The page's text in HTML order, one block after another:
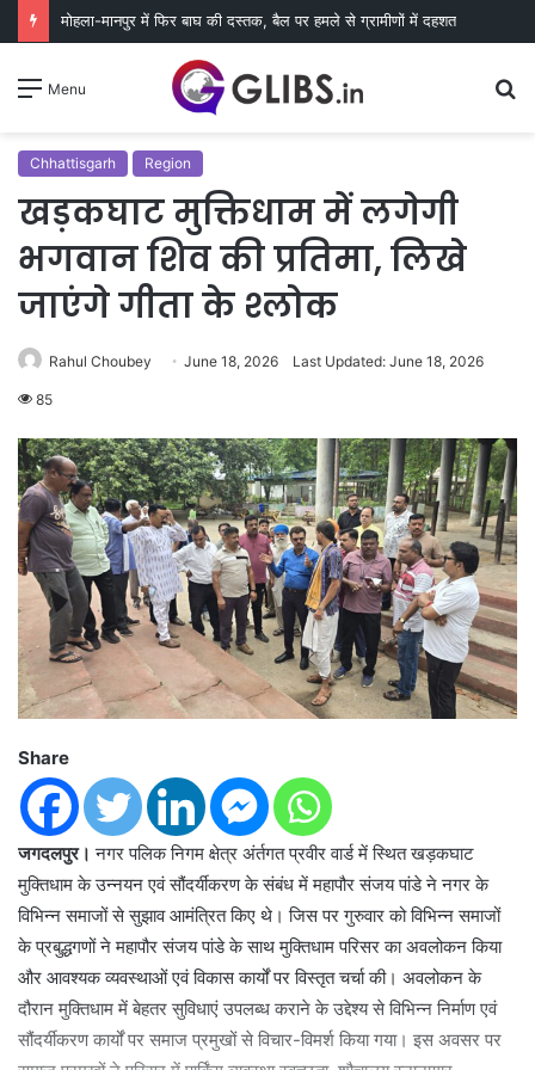
मोहला-मानपुर में फिर बाघ की दस्तक, बैल पर हमले से ग्रामीणों में दहशत
Menu
Chhattisgarh Region
खड़कघाट मुक्तिधाम में लगेगी
भगवान शिव की प्रतिमा, लिखे
जाएंगे गीता के श्लोक
Rahul Choubey June 18, 2026 Last Updated: June 18, 2026
85
Share
जगदलपुर। नगर पलिक निगम क्षेत्र अंर्तगत प्रवीर वार्ड में स्थित खड़कघाट
मुक्तिधाम के उन्नयन एवं सौंदर्यीकरण के संबंध में महापौर संजय पांडे ने नगर के
विभिन्न समाजों से सुझाव आमंत्रित किए थे। जिस पर गुरुवार को विभिन्न समाजों
के प्रबुद्धगणों ने महापौर संजय पांडे के साथ मुक्तिधाम परिसर का अवलोकन किया
और आवश्यक व्यवस्थाओं एवं विकास कार्यों पर विस्तृत चर्चा की। अवलोकन के
दौरान मुक्तिधाम में बेहतर सुविधाएं उपलब्ध कराने के उद्देश्य से विभिन्न निर्माण एवं
सौंदर्यीकरण कार्यों पर समाज प्रमुखों से विचार-विमर्श किया गया। इस अवसर पर